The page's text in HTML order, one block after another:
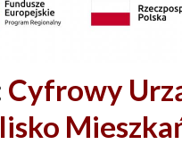
Cyfrowy